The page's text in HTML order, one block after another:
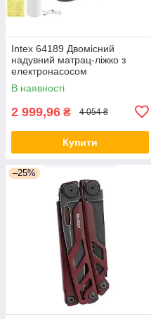
Intex 64189 Двомісний
надувний матрац-ліжко з
електронасосом
В наявності
2 999,96 ₴ 4 054 ₴
Купити
–25%